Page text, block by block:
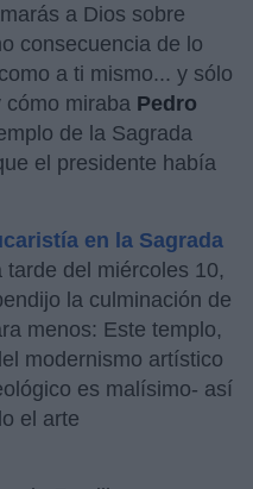
a Dios sobre
consecuencia de lo
a ti mismo... y sólo
cómo miraba Pedro
de la Sagrada
el presidente había
en la Sagrada
del miércoles 10,
la culminación de
menos: Este templo,
modernismo artístico
es malísimo- así
el arte